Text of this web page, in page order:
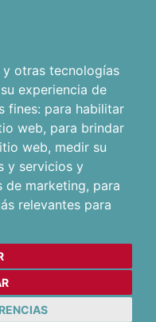
otras tecnologías
experiencia de
fines: para habilitar
web, para brindar
web, medir su
y servicios y
de marketing, para
relevantes para